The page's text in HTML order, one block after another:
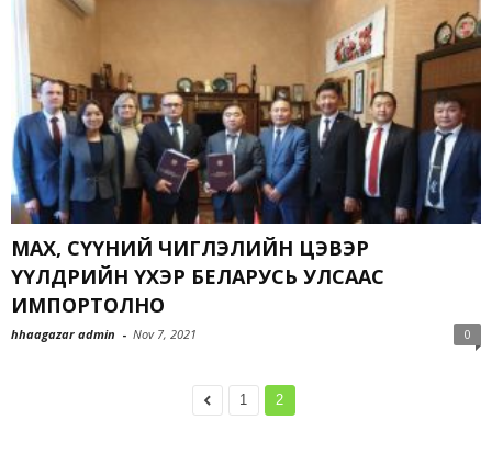
МАХ, СҮҮНИЙ ЧИГЛЭЛИЙН ЦЭВЭР
ҮҮЛДРИЙН ҮХЭР БЕЛАРУСЬ УЛСААС
ИМПОРТОЛНО
hhaagazar admin - Nov 7, 2021 0
1 2